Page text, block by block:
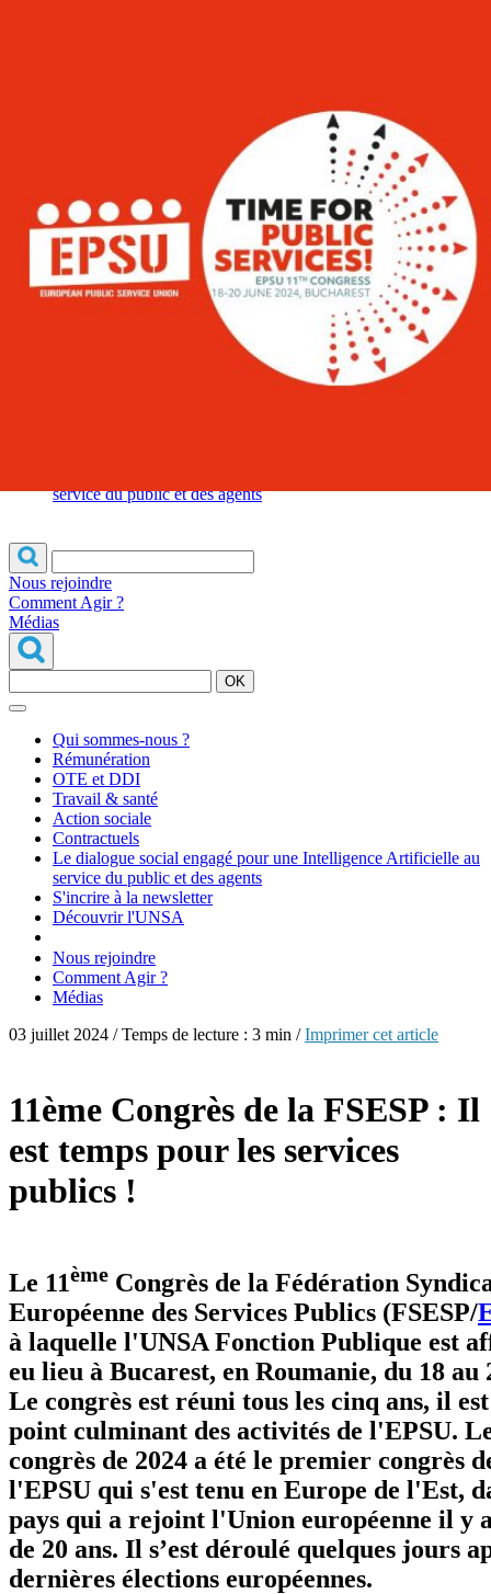
Qui
sommes-
nous ?
S'inscrire à
la
newsletter
Découvrir
l'UNSA
Rémunération
|
service du public et des agents
Nous rejoindre
Comment Agir ?
Médias
OK
Qui sommes-nous ?
Rémunération
OTE et DDI
Travail & santé
Action sociale
Contractuels
Le dialogue social engagé pour une Intelligence Artificielle au
service du public et des agents
S'incrire à la newsletter
Découvrir l'UNSA
Nous rejoindre
Comment Agir ?
Médias
03 juillet 2024 / Temps de lecture : 3 min /Imprimer cet article
11ème Congrès de la FSESP : Il
est temps pour les services
publics !
Le 11ème Congrès de la Fédération
Européenne des Services Publics (FSESP/
à laquelle l'UNSA Fonction Publique est
eu lieu à Bucarest, en Roumanie, du 18 au
Le congrès est réuni tous les cinq ans, il
point culminant des activités de l'EPSU.
congrès de 2024 a été le premier congrès
l'EPSU qui s'est tenu en Europe de l'Est,
pays qui a rejoint l'Union européenne il y
de 20 ans. Il s’est déroulé quelques jours
dernières élections européennes.